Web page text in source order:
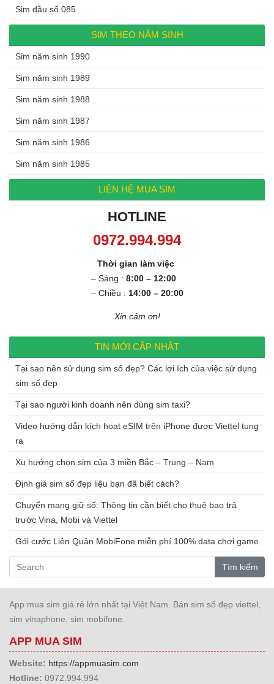
Sim đầu số 085
SIM THEO NĂM SINH
Sim năm sinh 1990
Sim năm sinh 1989
Sim năm sinh 1988
Sim năm sinh 1987
Sim năm sinh 1986
Sim năm sinh 1985
LIÊN HỆ MUA SIM
HOTLINE
0972.994.994
Thời gian làm việc
– Sáng : 8:00 – 12:00
– Chiều : 14:00 – 20:00
Xin cảm ơn!
TIN MỚI CẬP NHẬT
Tại sao nên sử dụng sim số đẹp? Các lợi ích của việc sử dụng
sim số đẹp
Tại sao người kinh doanh nên dùng sim taxi?
Video hướng dẫn kích hoạt eSIM trên iPhone được Viettel tung
ra
Xu hướng chọn sim của 3 miền Bắc – Trung – Nam
Định giá sim số đẹp liệu bạn đã biết cách?
Chuyển mạng giữ số: Thông tin cần biết cho thuê bao trả
trước Vina, Mobi và Viettel
Gói cước Liên Quân MobiFone miễn phí 100% data chơi game
Tìm kiếm
App mua sim giá rẻ lớn nhất tại Việt Nam. Bán sim số đẹp viettel,
sim vinaphone, sim mobifone.
APP MUA SIM
Website: https://appmuasim.com
Hotline: 0972.994.994